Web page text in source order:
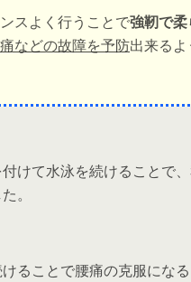
スよく行うことで強靭で
などの故障を予防出来る
けて水泳を続けることで
。
ることで腰痛の克服にな